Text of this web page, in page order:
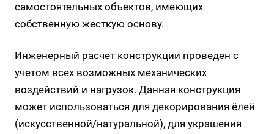
самостоятельных объектов, имеющих
собственную жесткую основу.
Инженерный расчет конструкции проведен с
учетом всех возможных механических
воздействий и нагрузок. Данная конструкция
может использоваться для декорирования ёлей
(искусственной/натуральной), для украшения